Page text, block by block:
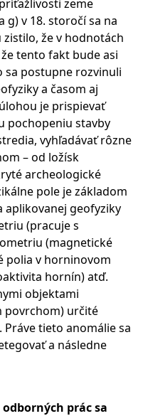
zeme
g) v 18. storočí sa na
že v hodnotách
tento fakt bude asi
sa postupne rozvinuli
a časom aj
je prispievať
pochopeniu stavby
vyhľadávať rôzne
– od ložísk
archeologické
pole je základom
aplikovanej geofyziky
(pracuje s
(magnetické
polia v horninovom
hornín) atď.
objektami
povrchom) určité
Práve tieto anomálie sa
a následne
prác sa